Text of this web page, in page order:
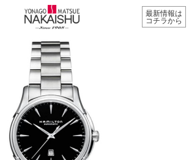
最新情報は
コチラから